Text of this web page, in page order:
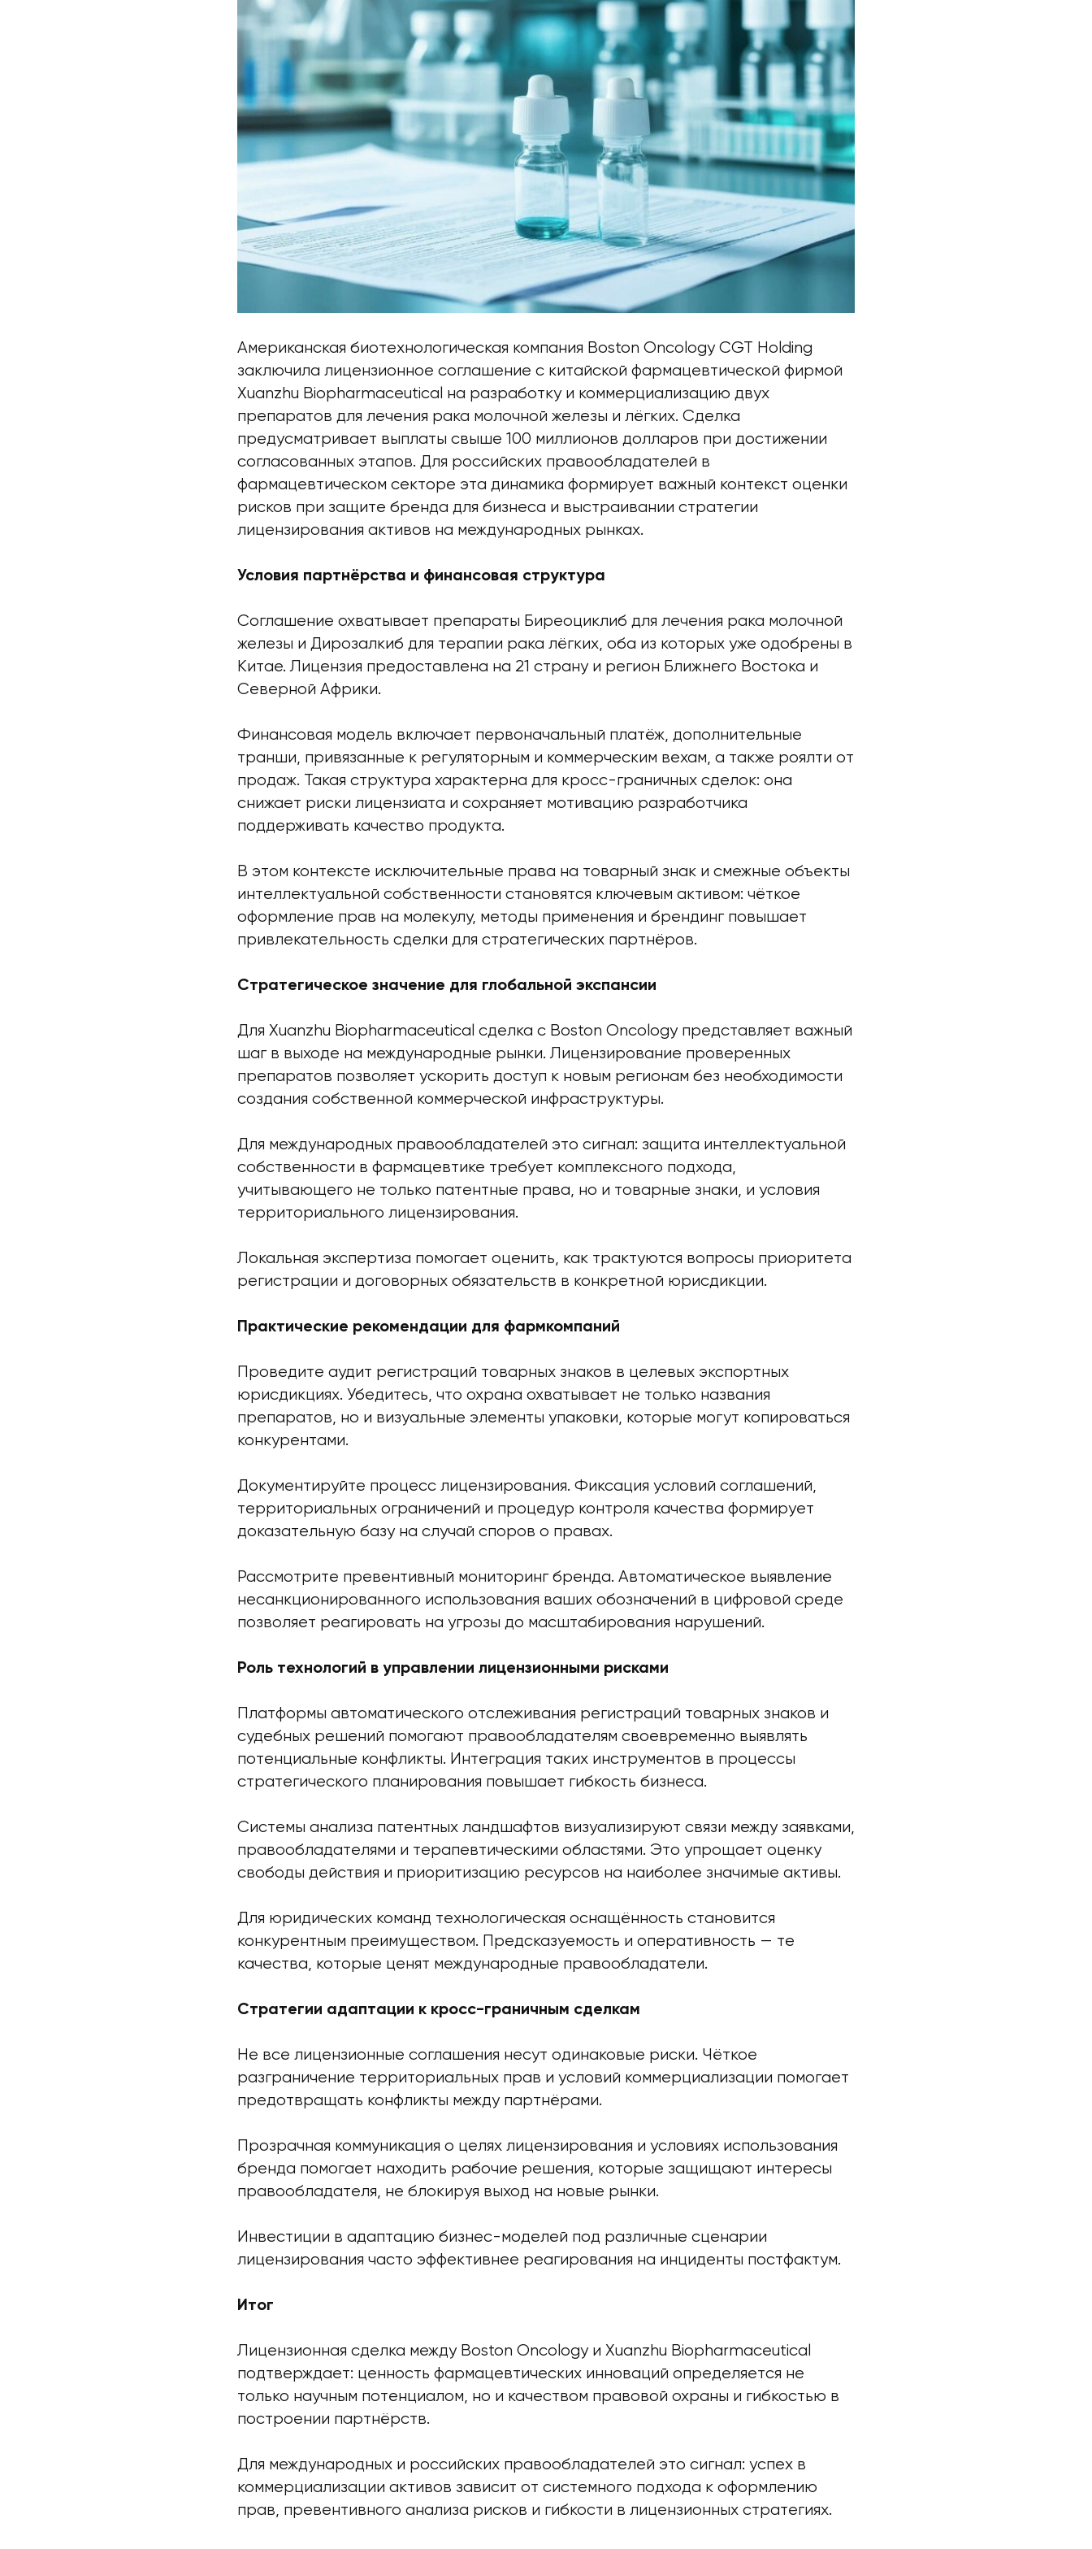
Американская биотехнологическая компания Boston Oncology CGT Holding
заключила лицензионное соглашение с китайской фармацевтической фирмой
Xuanzhu Biopharmaceutical на разработку и коммерциализацию двух
препаратов для лечения рака молочной железы и лёгких. Сделка
предусматривает выплаты свыше 100 миллионов долларов при достижении
согласованных этапов. Для российских правообладателей в
фармацевтическом секторе эта динамика формирует важный контекст оценки
рисков при защите бренда для бизнеса и выстраивании стратегии
лицензирования активов на международных рынках.
Условия партнёрства и финансовая структура
Соглашение охватывает препараты Биреоциклиб для лечения рака молочной
железы и Дирозалкиб для терапии рака лёгких, оба из которых уже одобрены в
Китае. Лицензия предоставлена на 21 страну и регион Ближнего Востока и
Северной Африки.
Финансовая модель включает первоначальный платёж, дополнительные
транши, привязанные к регуляторным и коммерческим вехам, а также роялти от
продаж. Такая структура характерна для кросс-граничных сделок: она
снижает риски лицензиата и сохраняет мотивацию разработчика
поддерживать качество продукта.
В этом контексте исключительные права на товарный знак и смежные объекты
интеллектуальной собственности становятся ключевым активом: чёткое
оформление прав на молекулу, методы применения и брендинг повышает
привлекательность сделки для стратегических партнёров.
Стратегическое значение для глобальной экспансии
Для Xuanzhu Biopharmaceutical сделка с Boston Oncology представляет важный
шаг в выходе на международные рынки. Лицензирование проверенных
препаратов позволяет ускорить доступ к новым регионам без необходимости
создания собственной коммерческой инфраструктуры.
Для международных правообладателей это сигнал: защита интеллектуальной
собственности в фармацевтике требует комплексного подхода,
учитывающего не только патентные права, но и товарные знаки, и условия
территориального лицензирования.
Локальная экспертиза помогает оценить, как трактуются вопросы приоритета
регистрации и договорных обязательств в конкретной юрисдикции.
Практические рекомендации для фармкомпаний
Проведите аудит регистраций товарных знаков в целевых экспортных
юрисдикциях. Убедитесь, что охрана охватывает не только названия
препаратов, но и визуальные элементы упаковки, которые могут копироваться
конкурентами.
Документируйте процесс лицензирования. Фиксация условий соглашений,
территориальных ограничений и процедур контроля качества формирует
доказательную базу на случай споров о правах.
Рассмотрите превентивный мониторинг бренда. Автоматическое выявление
несанкционированного использования ваших обозначений в цифровой среде
позволяет реагировать на угрозы до масштабирования нарушений.
Роль технологий в управлении лицензионными рисками
Платформы автоматического отслеживания регистраций товарных знаков и
судебных решений помогают правообладателям своевременно выявлять
потенциальные конфликты. Интеграция таких инструментов в процессы
стратегического планирования повышает гибкость бизнеса.
Системы анализа патентных ландшафтов визуализируют связи между заявками,
правообладателями и терапевтическими областями. Это упрощает оценку
свободы действия и приоритизацию ресурсов на наиболее значимые активы.
Для юридических команд технологическая оснащённость становится
конкурентным преимуществом. Предсказуемость и оперативность — те
качества, которые ценят международные правообладатели.
Стратегии адаптации к кросс-граничным сделкам
Не все лицензионные соглашения несут одинаковые риски. Чёткое
разграничение территориальных прав и условий коммерциализации помогает
предотвращать конфликты между партнёрами.
Прозрачная коммуникация о целях лицензирования и условиях использования
бренда помогает находить рабочие решения, которые защищают интересы
правообладателя, не блокируя выход на новые рынки.
Инвестиции в адаптацию бизнес-моделей под различные сценарии
лицензирования часто эффективнее реагирования на инциденты постфактум.
Итог
Лицензионная сделка между Boston Oncology и Xuanzhu Biopharmaceutical
подтверждает: ценность фармацевтических инноваций определяется не
только научным потенциалом, но и качеством правовой охраны и гибкостью в
построении партнёрств.
Для международных и российских правообладателей это сигнал: успех в
коммерциализации активов зависит от системного подхода к оформлению
прав, превентивного анализа рисков и гибкости в лицензионных стратегиях.